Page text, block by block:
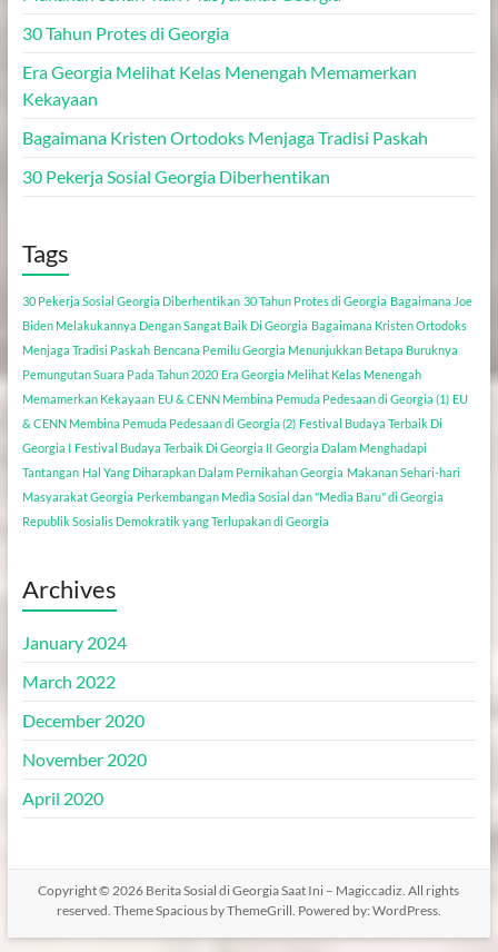
30 Tahun Protes di Georgia
Era Georgia Melihat Kelas Menengah Memamerkan
Kekayaan
Bagaimana Kristen Ortodoks Menjaga Tradisi Paskah
30 Pekerja Sosial Georgia Diberhentikan
Tags
30 Pekerja Sosial Georgia Diberhentikan 30 Tahun Protes di Georgia Bagaimana Joe
Biden Melakukannya Dengan Sangat Baik Di Georgia Bagaimana Kristen Ortodoks
Menjaga Tradisi Paskah Bencana Pemilu Georgia Menunjukkan Betapa Buruknya
Pemungutan Suara Pada Tahun 2020 Era Georgia Melihat Kelas Menengah
Memamerkan Kekayaan EU & CENN Membina Pemuda Pedesaan di Georgia (1) EU
& CENN Membina Pemuda Pedesaan di Georgia (2) Festival Budaya Terbaik Di
Georgia I Festival Budaya Terbaik Di Georgia II Georgia Dalam Menghadapi
Tantangan Hal Yang Diharapkan Dalam Pernikahan Georgia Makanan Sehari-hari
Masyarakat Georgia Perkembangan Media Sosial dan "Media Baru" di Georgia
Republik Sosialis Demokratik yang Terlupakan di Georgia
Archives
January 2024
March 2022
December 2020
November 2020
April 2020
Copyright © 2026 Berita Sosial di Georgia Saat Ini – Magiccadiz . All rights
reserved. ThemeSpaciousby ThemeGrill. Powered by: WordPress.